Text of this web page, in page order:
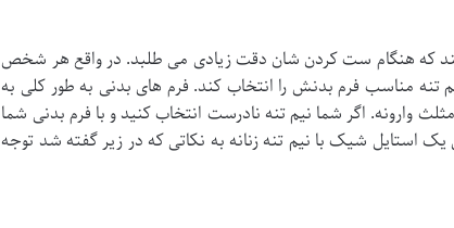
هستند که هنگام ست کردن شان دقت زیادی می طلبد. در واقع هر شخص
تنه مناسب فرم بدنش را انتخاب کند. فرم های بدنی به طور کلی به
وارونه. اگر شما نیم تنه نادرست انتخاب کنید و با فرم بدنی شما
شیک با نیم تنه زنانه به نکاتی که در زیر گفته شد توجه